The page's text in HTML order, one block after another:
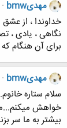
مهدیbmw
خداوندا ، از عشق
نگاهی ، یادی ،
برای آن هنگام
مهدیbmw
سلام ستاره
خواهش
بیشتر به ما سر